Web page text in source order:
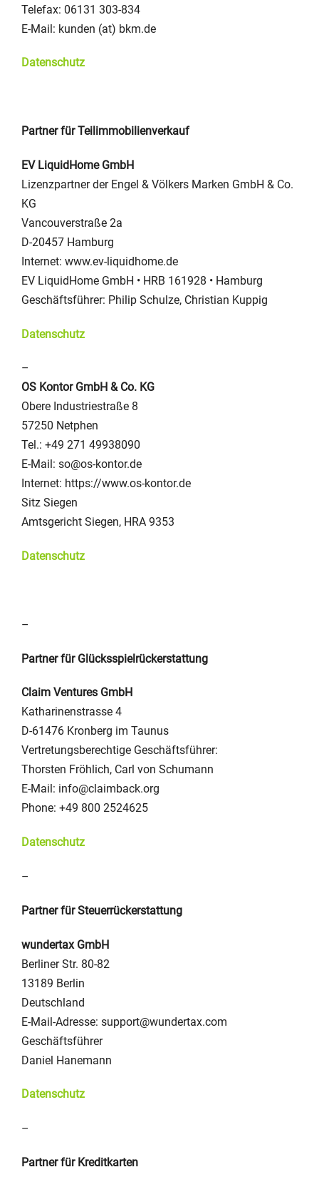
Telefax: 06131 303-834
E-Mail: kunden (at) bkm.de
Datenschutz
Partner für Teilimmobilienverkauf
EV LiquidHome GmbH
Lizenzpartner der Engel & Völkers Marken GmbH & Co.
KG
Vancouverstraße 2a
D-20457 Hamburg
Internet: www.ev-liquidhome.de
EV LiquidHome GmbH • HRB 161928 • Hamburg
Geschäftsführer: Philip Schulze, Christian Kuppig
Datenschutz
–
OS Kontor GmbH & Co. KG
Obere Industriestraße 8
57250 Netphen
Tel.: +49 271 49938090
E-Mail: so@os-kontor.de
Internet: https://www.os-kontor.de
Sitz Siegen
Amtsgericht Siegen, HRA 9353
Datenschutz
–
Partner für Glücksspielrückerstattung
Claim Ventures GmbH
Katharinenstrasse 4
D-61476 Kronberg im Taunus
Vertretungsberechtige Geschäftsführer:
Thorsten Fröhlich, Carl von Schumann
E-Mail: info@claimback.org
Phone: +49 800 2524625
Datenschutz
–
Partner für Steuerrückerstattung
wundertax GmbH
Berliner Str. 80-82
13189 Berlin
Deutschland
E-Mail-Adresse: support@wundertax.com
Geschäftsführer
Daniel Hanemann
Datenschutz
–
Partner für Kreditkarten